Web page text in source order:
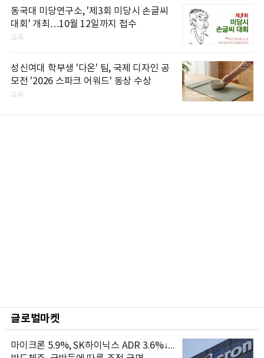
동국대 미당연구소, '제3회 미당시 손글씨
대회' 개최…10월 12일까지 접수
교육
성신여대 학부생 '다온' 팀, 국제 디자인 공
모전 '2026 스파크 어워드' 동상 수상
교육
글로벌마켓
마이크론 5.9%, SK하이닉스 ADR 3.6%↓...